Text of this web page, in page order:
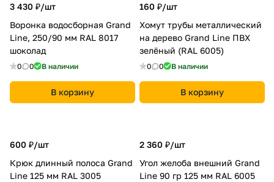
3 430 ₽/шт
Воронка водосборная Grand
Line, 250/90 мм RAL 8017
шоколад
0 0 В наличии
В корзину
160 ₽/шт
Хомут трубы металлический
на дерево Grand Line ПВХ
зелёный (RAL 6005)
0 0 В наличии
В корзину
600 ₽/шт
Крюк длинный полоса Grand
Line 125 мм RAL 3005
2 360 ₽/шт
Угол желоба внешний Grand
Line 90 гр 125 мм RAL 6005